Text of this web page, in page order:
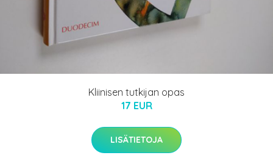
Kliinisen tutkijan opas
17 EUR
LISÄTIETOJA